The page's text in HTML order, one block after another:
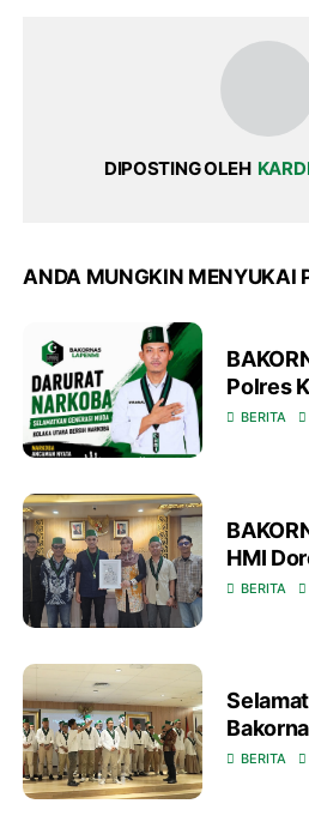
DIPOSTING OLEH
ANDA MUNGKIN MENYUKAI
Polres
BERITA
HMI
Akses
BERITA
Periode
BERITA